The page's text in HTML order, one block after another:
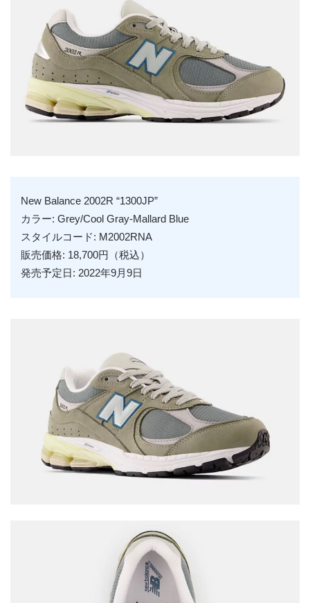
New Balance 2002R “1300JP”
カラー: Grey/Cool Gray-Mallard Blue
スタイルコード: M2002RNA
販売価格: 18,700円（税込）
発売予定日: 2022年9月9日